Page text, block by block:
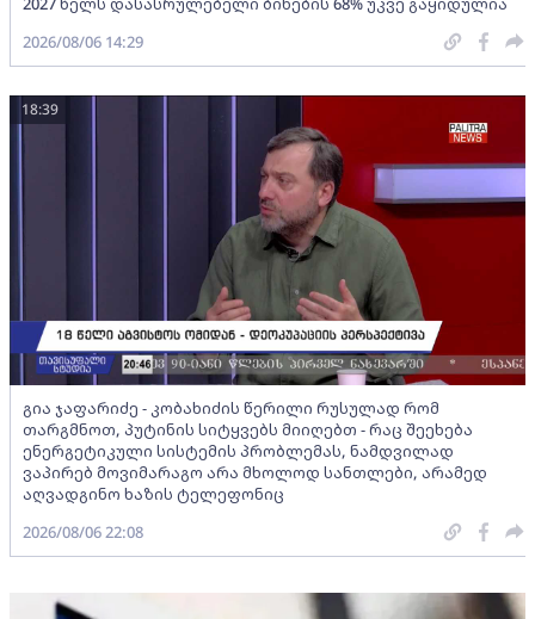
2026/08/06 14:29
გია ჯაფარიძე - კობახიძის წერილი რუსულად რომ
თარგმნოთ, პუტინის სიტყვებს მიიღებთ - რაც შეეხება
ენერგეტიკული სისტემის პრობლემას, ნამდვილად
ვაპირებ მოვიმარაგო არა მხოლოდ სანთლები, არამედ
აღვადგინო ხაზის ტელეფონიც
18:39
2026/08/06 22:08